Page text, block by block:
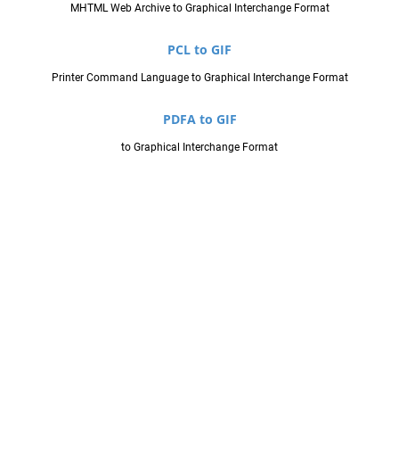
MHTML Web Archive to Graphical Interchange Format
PCL to GIF
Printer Command Language to Graphical Interchange Format
PDFA to GIF
to Graphical Interchange Format